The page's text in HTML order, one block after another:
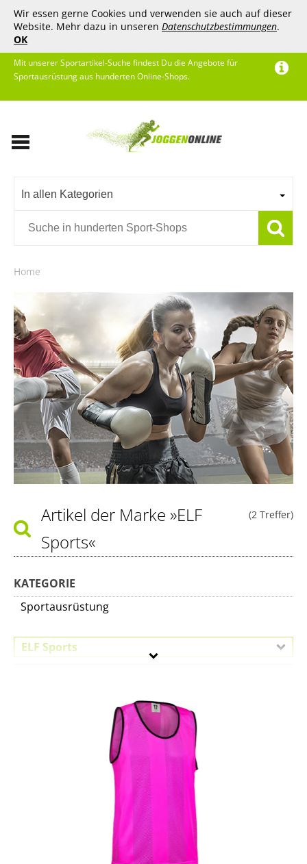
Wir essen gerne Cookies und verwenden sie auch auf dieser
Website. Mehr dazu in unseren Datenschutzbestimmungen.
OK
Mit unserer Sportartikel-Suche findest Du die Angebote für
Sportausrüstung aus hunderten Online-Shops.
In allen Kategorien
Home
(2 Treffer)
Artikel der Marke »ELF
Sports«
KATEGORIE
Sportausrüstung
ELF Sports